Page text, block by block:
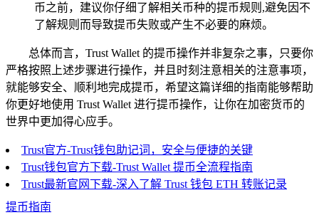
币之前，建议你仔细了解相关币种的提币规则,避免因不
了解规则而导致提币失败或产生不必要的麻烦。
总体而言，Trust Wallet 的提币操作并非复杂之事，只要你
严格按照上述步骤进行操作，并且时刻注意相关的注意事项，
就能够安全、顺利地完成提币，希望这篇详细的指南能够帮助
你更好地使用 Trust Wallet 进行提币操作，让你在加密货币的
世界中更加得心应手。
Trust官方-Trust钱包助记词，安全与便捷的关键
Trust钱包官方下载-Trust Wallet 提币全流程指南
Trust最新官网下载-深入了解 Trust 钱包 ETH 转账记录
提币指南